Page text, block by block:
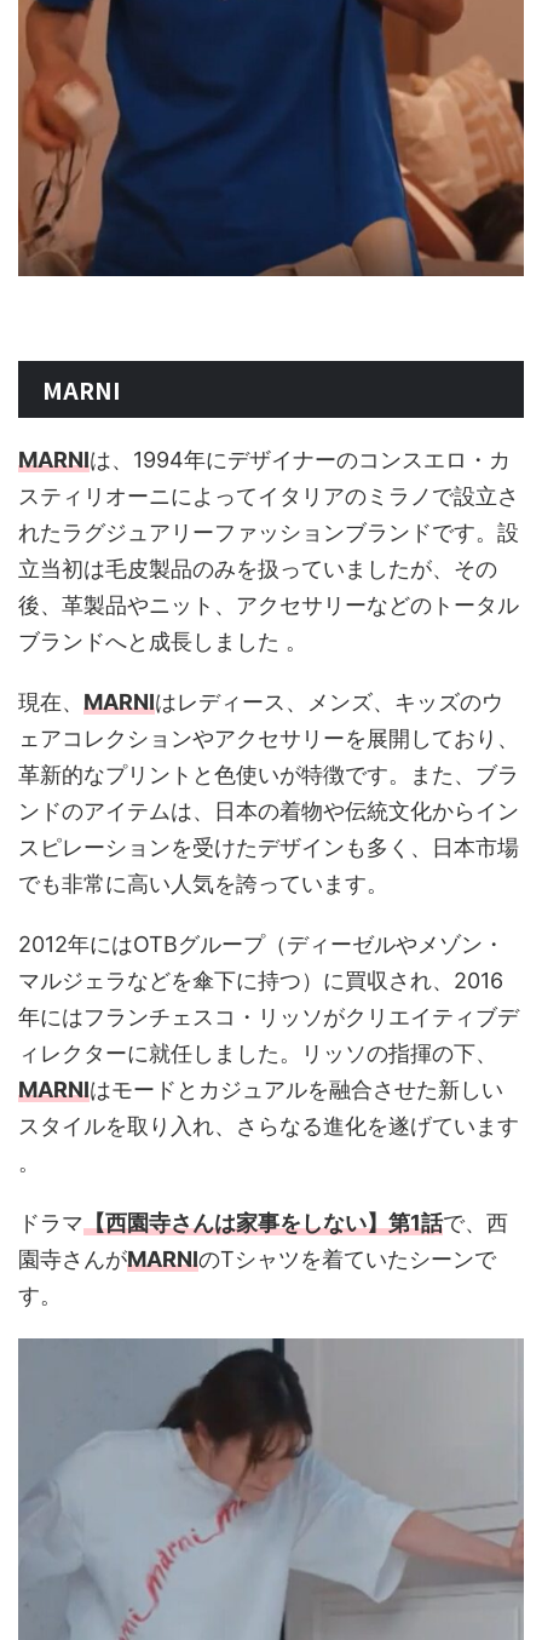
MARNI
MARNIは、1994年にデザイナーのコンスエロ・カ
スティリオーニによってイタリアのミラノで設立さ
れたラグジュアリーファッションブランドです。設
立当初は毛皮製品のみを扱っていましたが、その
後、革製品やニット、アクセサリーなどのトータル
ブランドへと成長しました​ ​。
現在、 MARNIはレディース、メンズ、キッズのウ
ェアコレクションやアクセサリーを展開しており、
革新的なプリントと色使いが特徴です。また、ブラ
ンドのアイテムは、日本の着物や伝統文化からイン
スピレーションを受けたデザインも多く、日本市場
でも非常に高い人気を誇っています​。
2012年にはOTBグループ（ディーゼルやメゾン・
マルジェラなどを傘下に持つ）に買収され、2016
年にはフランチェスコ・リッソがクリエイティブデ
ィレクターに就任しました。リッソの指揮の下、
MARNIはモードとカジュアルを融合させた新しい
スタイルを取り入れ、さらなる進化を遂げています​
。
ドラマ【西園寺さんは家事をしない】第1話で、西
園寺さんがMARNIのTシャツを着ていたシーンで
す。